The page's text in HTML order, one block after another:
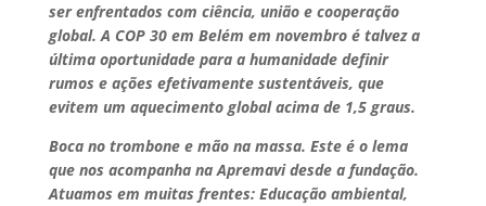
ser enfrentados com ciência, união e cooperação
global. A COP 30 em Belém em novembro é talvez a
última oportunidade para a humanidade definir
rumos e ações efetivamente sustentáveis, que
evitem um aquecimento global acima de 1,5 graus.
Boca no trombone e mão na massa. Este é o lema
que nos acompanha na Apremavi desde a fundação.
Atuamos em muitas frentes: Educação ambiental,